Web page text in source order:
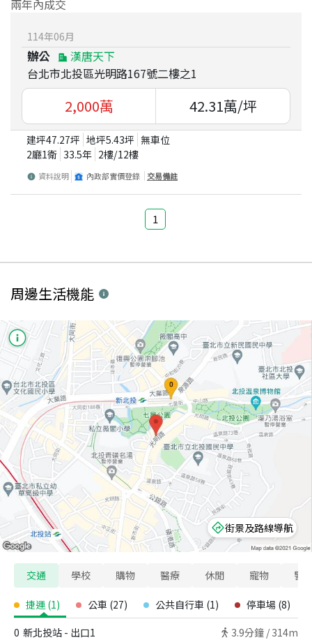
兩年內成交
114年06月
辦公
漢唐天下
台北市北投區光明路167號二樓之1
2,000萬 42.31萬/坪
建坪47.27坪 地坪5.43坪 無車位
2廳1衛 33.5年 2樓/12樓
資料說明 內政部實價登錄 交易備註
1
周邊生活機能
街景及路線導航
交通 學校 購物 醫療 休閒 寵物 警
捷運 (1) 公車 (27) 公共自行車 (1) 停車場 (8)
0 新北投站 - 出口1 3.9分鐘 / 314m